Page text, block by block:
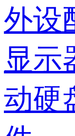
外设
显示
动硬